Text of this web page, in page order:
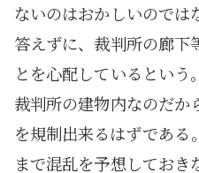
ないのはおかしいのでは
答えずに、裁判所の廊下
とを心配しているという
裁判所の建物内なのだか
を規制出来るはずである
まで混乱を予想してお